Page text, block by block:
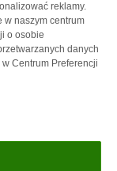
Metody
reklamy.
w naszym centrum
o osobie
danych
Centrum Preferencji